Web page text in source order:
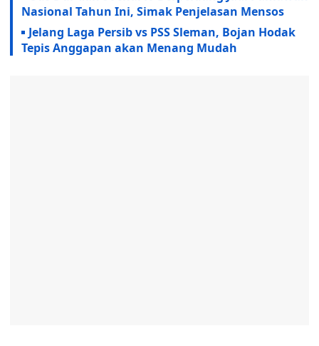
Nasional Tahun Ini, Simak Penjelasan Mensos
Jelang Laga Persib vs PSS Sleman, Bojan Hodak
Tepis Anggapan akan Menang Mudah